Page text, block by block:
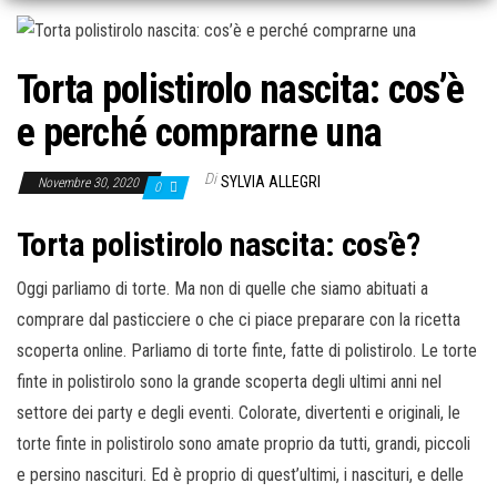
v
e
Torta polistirolo nascita: cos’è
e perché comprarne una
Novembre 30, 2020 0 Di SYLVIA ALLEGRI
Torta polistirolo nascita: cos’è?
Oggi parliamo di torte. Ma non di quelle che siamo abituati a
comprare dal pasticciere o che ci piace preparare con la ricetta
scoperta online. Parliamo di torte finte, fatte di polistirolo. Le torte
finte in polistirolo sono la grande scoperta degli ultimi anni nel
settore dei party e degli eventi. Colorate, divertenti e originali, le
torte finte in polistirolo sono amate proprio da tutti, grandi, piccoli
e persino nascituri. Ed è proprio di quest’ultimi, i nascituri, e delle